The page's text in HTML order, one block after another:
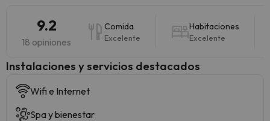
9.2
18 opiniones
Comida
Excelente
Habitaciones
Excelente
Instalaciones y servicios destacados
Wifi e Internet
Spa y bienestar